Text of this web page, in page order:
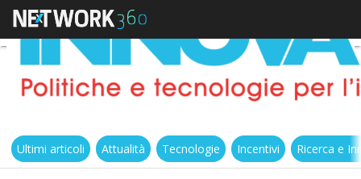
Ultimi articoli Attualità Tecnologie Incentivi Ricerca e